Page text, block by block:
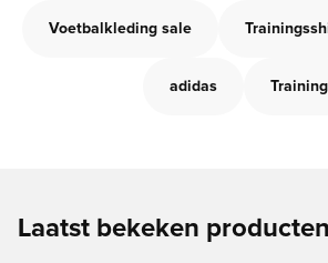
Voetbalkleding sale
adidas Training
Laatst bekeken producten